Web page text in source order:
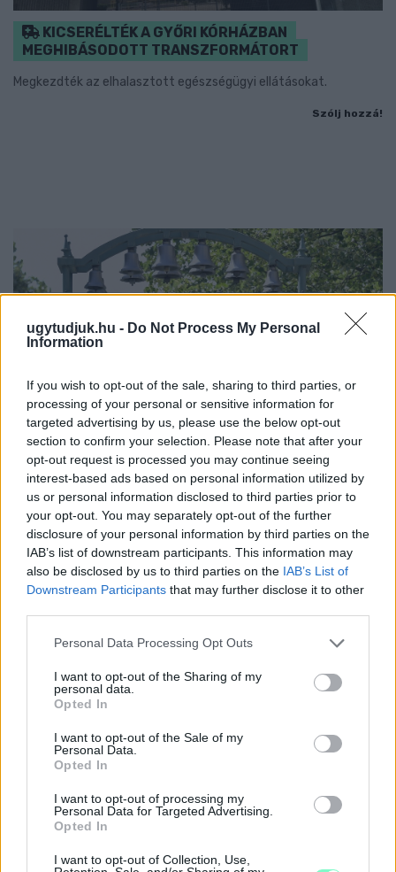
ugytudjuk.hu - Do Not Process My Personal
Information
If you wish to opt-out of the sale, sharing to third parties, or
processing of your personal or sensitive information for
targeted advertising by us, please use the below opt-out
section to confirm your selection. Please note that after your
opt-out request is processed you may continue seeing
interest-based ads based on personal information utilized by
us or personal information disclosed to third parties prior to
your opt-out. You may separately opt-out of the further
disclosure of your personal information by third parties on the
IAB’s list of downstream participants. This information may
also be disclosed by us to third parties on the IAB’s List of
Downstream Participants that may further disclose it to other
Please note that this website/app uses one or more Google
not limited to your visit or usage behaviour. You may click to
grant or deny consent to Google and its third-party tags to
use your data for below specified purposes in below Google
consent section.
Personal Data Processing Opt Outs
I want to opt-out of the Sharing of my
personal data.
Opted In
I want to opt-out of the Sale of my
Personal Data.
Opted In
I want to opt-out of processing my
Personal Data for Targeted Advertising.
Opted In
I want to opt-out of Collection, Use,
KICSERÉLTÉK A GYŐRI KÓRHÁZBAN
MEGHIBÁSODOTT TRANSZFORMÁTORT
Megkezdték az elhalasztott egészségügyi ellátásokat.
Szólj hozzá!
KÁNIKULA 2026 - ENYHÜL A HŐSÉG, DE MÉG
NINCS VÉGE: SZOMBATTÓL MÁR “CSAK”
MÁSODFOKÚ RIASZTÁS LESZ ÉRVÉNYBEN
A július vége óta tartó harmadfokú hőségriasztást mérséklik, de
a tartós meleg miatt továbbra is fokozott óvatosságra van